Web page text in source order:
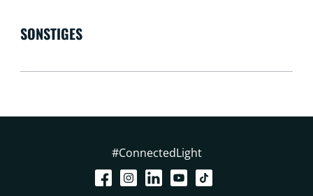
SONSTIGES
#ConnectedLight